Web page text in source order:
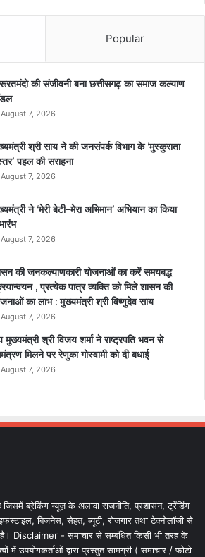
Popular
की संजीवनी बना छत्तीसगढ़ का समाज कल्याण
August 7, 2026
श्री साय ने की जनसंपर्क विभाग के ‘मुस्कुराता
पहल की सराहना
August 7, 2026
ने ‘मेरी बेटी–मेरा अभिमान’ अभियान का किया
August 7, 2026
की जनकल्याणकारी योजनाओं का करें समयबद्ध
, प्रत्येक पात्र व्यक्ति को मिले शासन की
का लाभ : मुख्यमंत्री श्री विष्णुदेव साय
August 7, 2026
मुख्यमंत्री श्री विजय शर्मा ने राष्ट्रपति भवन से
मिलने पर रेणुका गोस्वामी को दी बधाई
August 7, 2026
जिसमें ब्रेकिंग न्यूज़ के अलावा राजनीति, प्रशासन, ट्रेंडिंग
बिजनेस, सेहत, ब्यूटी, रोजगार तथा टेक्नोलॉजी से
है। Disclaimer - समाचार से सम्बंधित किसी भी तरह के
में उपयोगकर्ताओं द्वारा प्रस्तुत सामग्री ( समाचार / फोटो